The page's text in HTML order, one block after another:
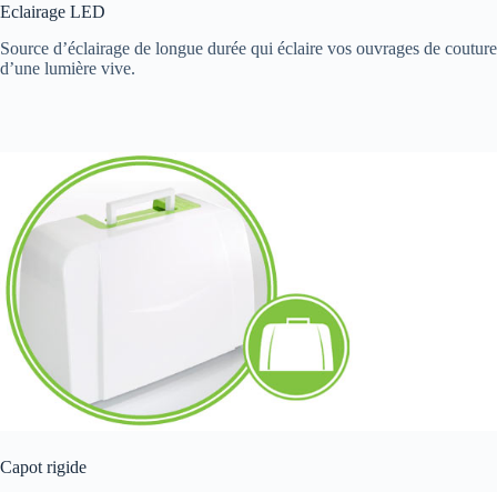
Eclairage LED
Source d’éclairage de longue durée qui éclaire vos ouvrages de couture
d’une lumière vive.
Capot rigide